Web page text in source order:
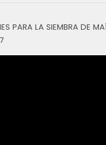
PARA LA SIEMBRA DE